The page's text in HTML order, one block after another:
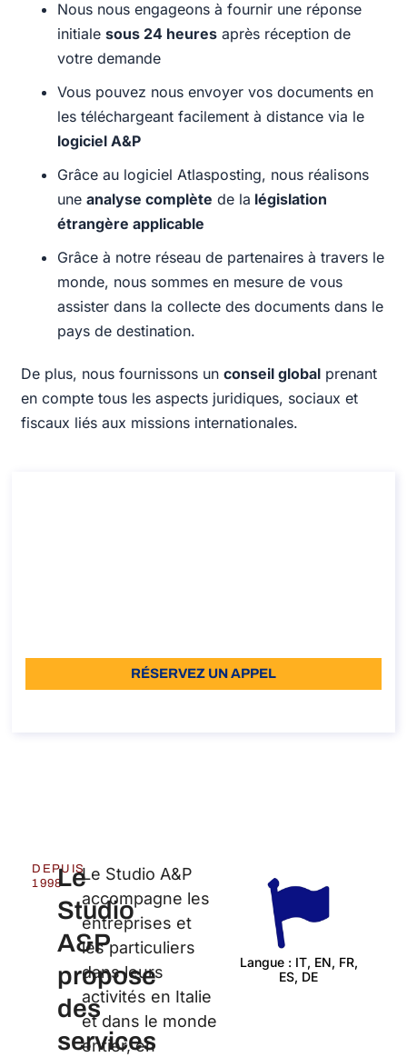
Nous nous engageons à fournir une réponse
initialesous 24 heures après réception de
votre demande
Vous pouvez nous envoyer vos documents en
les téléchargeant facilement à distance via le
logiciel A&P
Grâce au logiciel Atlasposting, nous réalisons
uneanalyse complète de la législation
étrangère applicable
Grâce à notre réseau de partenaires à travers le
monde, nous sommes en mesure de vous
assister dans la collecte des documents dans le
pays de destination.
De plus, nous fournissons unconseil global prenant
en compte tous les aspects juridiques, sociaux et
fiscaux liés aux missions internationales.
RÉSERVEZ UN APPEL
DEPUIS
1998Le
Studio
A&P
propose
des
services
Le Studio A&P
accompagne les
entreprises et
les particuliers
dans leurs
activités en Italie
et dans le monde
entier, en
Langue : IT, EN, FR,
ES, DE